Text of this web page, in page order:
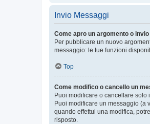
Invio Messaggi
Come apro un argomento o
Per pubblicare un nuovo
messaggio: le tue funzioni
Top
Come modifico o cancello un
Puoi modificare o cancellare solo
Puoi modificare un messaggio (a
quando effettui una modifica,
risposto.